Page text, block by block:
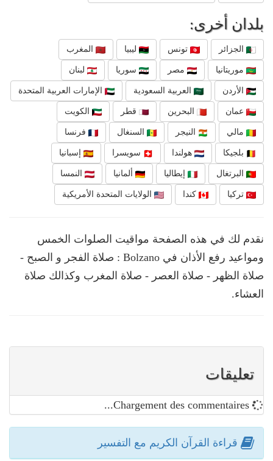
بلدان أخرى:
الجزائر تونس ليبيا المغرب
موريتانيا مصر سوريا لبنان
الأردن العربية السعودية الإمارات العربية المتحدة
عمان البحرين قطر الكويت
مالي النيجر السنغال فرنسا
بلجيكا هولندا سويسرا إسبانيا
البرتغال إيطاليا ألمانيا النمسا
تركيا كندا الولايات المتحدة الأمريكية
نقدم لك في هذه الصفحة مواقيت الصلوات الخمس
ومواعيد رفع الأذان في Bolzano : صلاة الفجر و الصبح -
صلاة الظهر - صلاة العصر - صلاة المغرب وكذالك صلاة
العشاء.
تعليقات
Chargement des commentaires...
قراءة القرآن الكريم مع التفسير